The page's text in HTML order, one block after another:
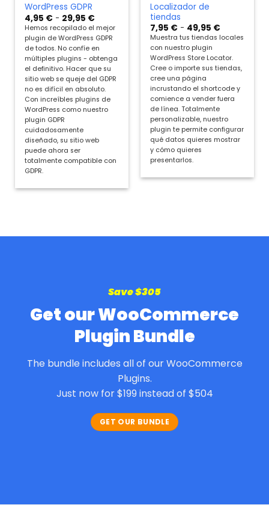
WordPress GDPR
4,95 € - 29,95 €Rango
de
precios:
desde
4,95 €
hasta
29,95 €
Hemos recopilado el mejor
plugin de WordPress GDPR
de todos. No confíe en
múltiples plugins - obtenga
el definitivo. Hacer que su
sitio web se queje del GDPR
no es difícil en absoluto.
Con increíbles plugins de
WordPress como nuestro
plugin GDPR
cuidadosamente
diseñado, su sitio web
puede ahora ser
totalmente compatible con
GDPR.
Localizador de
tiendas
7,95 € - 49,95 €Rango
de
precios:
7,95 €
hasta
49,95 €
Muestra tus tiendas locales
con nuestro plugin
WordPress Store Locator.
Cree o importe sus tiendas,
cree una página
incrustando el shortcode y
comience a vender fuera
de línea. Totalmente
personalizable, nuestro
plugin te permite configurar
qué datos quieres mostrar
y cómo quieres
presentarlos.
Save $305
Get our WooCommerce
Plugin Bundle
The bundle includes all of our WooCommerce
Plugins.
Just now for $199 instead of $504
GET OUR BUNDLE